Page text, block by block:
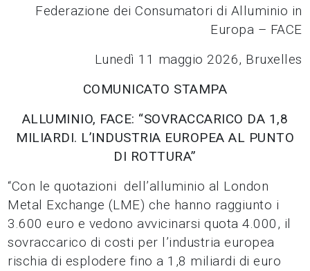
Federazione dei Consumatori di Alluminio in
Europa – FACE
Lunedì 11 maggio 2026, Bruxelles
COMUNICATO STAMPA
ALLUMINIO, FACE: “SOVRACCARICO DA 1,8
MILIARDI. L’INDUSTRIA EUROPEA AL PUNTO
DI ROTTURA”
“Con le quotazioni dell’alluminio al London
Metal Exchange (LME) che hanno raggiunto i
3.600 euro e vedono avvicinarsi quota 4.000, il
sovraccarico di costi per l’industria europea
rischia di esplodere fino a 1,8 miliardi di euro